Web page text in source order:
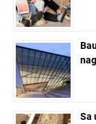
Sa